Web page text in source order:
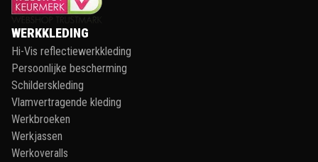
WERKKLEDING
Hi-Vis reflectiewerkkleding
Persoonlijke bescherming
Schilderskleding
Vlamvertragende kleding
Werkbroeken
Werkjassen
Werkoveralls